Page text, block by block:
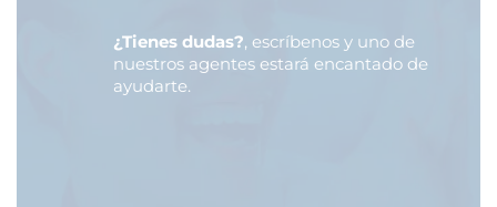
¿Tienes dudas?, escríbenos y uno de
nuestros agentes estará encantado de
ayudarte.